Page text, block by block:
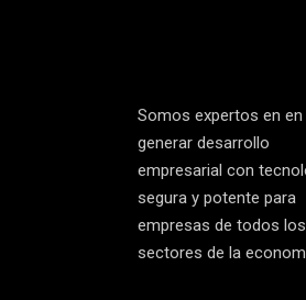
Somos expertos en en
generar desarrollo
empresarial con
segura y potente para
empresas de todos los
sectores de la